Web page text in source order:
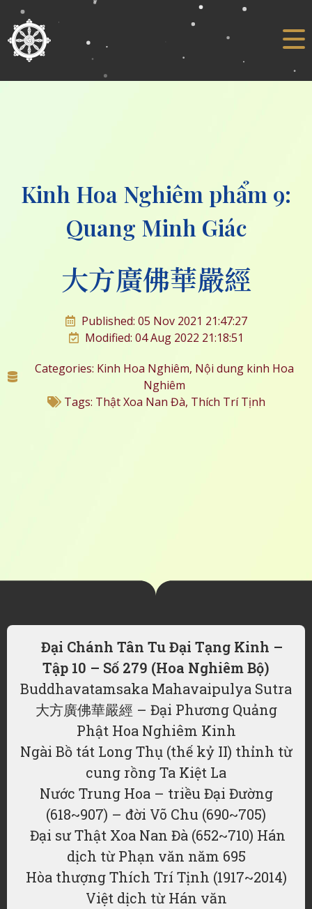
Kinh Hoa Nghiêm phẩm 9:
Quang Minh Giác
大方廣佛華嚴經
Published: 05 Nov 2021 21:47:27
Modified: 04 Aug 2022 21:18:51
Categories: Kinh Hoa Nghiêm, Nội dung kinh Hoa
Nghiêm
Tags: Thật Xoa Nan Đà, Thích Trí Tịnh
Đại Chánh Tân Tu Đại Tạng Kinh –
Tập 10 – Số 279 (Hoa Nghiêm Bộ)
Buddhavatamsaka Mahavaipulya Sutra
大方廣佛華嚴經 – Đại Phương Quảng
Phật Hoa Nghiêm Kinh
Ngài Bồ tát Long Thụ (thế kỷ II) thỉnh từ
cung rồng Ta Kiệt La
Nước Trung Hoa – triều Đại Đường
(618~907) – đời Võ Chu (690~705)
Đại sư Thật Xoa Nan Đà (652~710) Hán
dịch từ Phạn văn năm 695
Hòa thượng Thích Trí Tịnh (1917~2014)
Việt dịch từ Hán văn